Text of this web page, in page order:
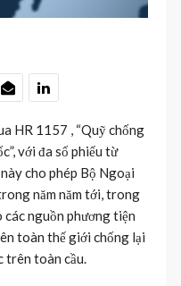
HR 1157 , “Quỹ chống
với đa số phiếu từ
cho phép Bộ Ngoại
năm năm tới, trong
các nguồn phương tiện
toàn thế giới chống lại
trên toàn cầu.